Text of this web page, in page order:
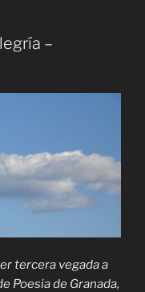
–
tercera vegada a
Poesia de Granada,